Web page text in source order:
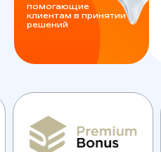
помогающие
клиентам в принятии
решений